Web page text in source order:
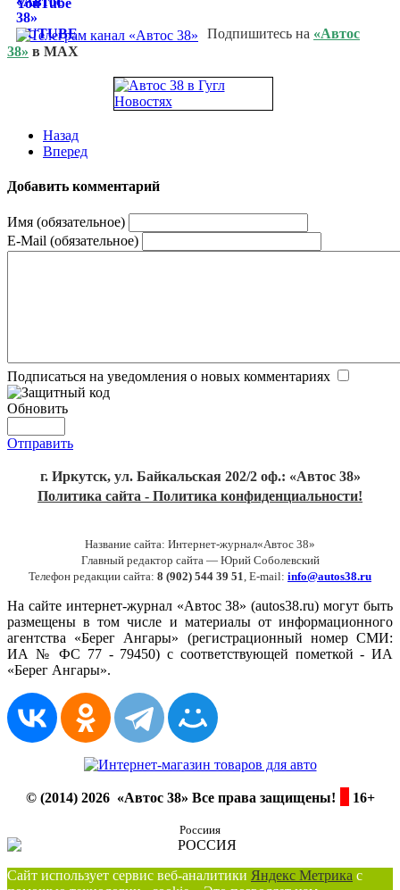
Подпишитесь на «Автос
38» в MAX
Назад
Вперед
Добавить комментарий
Имя (обязательное)
E-Mail (обязательное)
Подписаться на уведомления о новых комментариях
Обновить
Отправить
г. Иркутск, ул. Байкальская 202/2 оф.: «Автос 38»
Политика сайта - Политика конфиденциальности!
Название сайта: Интернет-журнал«Автос 38»
Главный редактор сайта — Юрий Соболевский
Телефон редакции сайта: 8 (902) 544 39 51, E-mail: info@autos38.ru
На сайте интернет-журнал «Автос 38» (autos38.ru) могут быть
размещены в том числе и материалы от информационного
агентства «Берег Ангары» (регистрационный номер СМИ:
ИА № ФС 77 - 79450) с соответствующей пометкой - ИА
«Берег Ангары».
© (2014) 2026 «Автос 38» Все права защищены! 16+
Россиия
Сайт использует сервис веб-аналитики Яндекс Метрика с